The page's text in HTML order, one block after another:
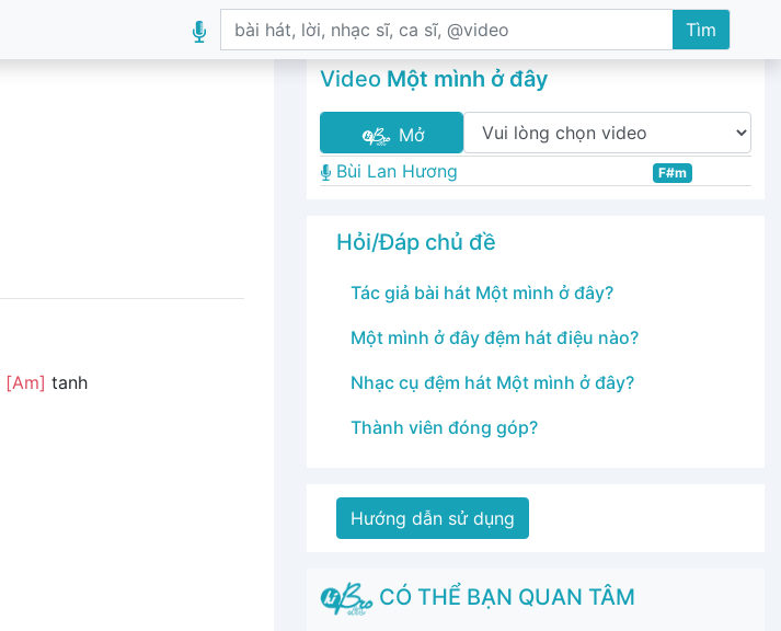
Tìm
[Am] tanh
Video Một mình ở đây
Mở
Bùi Lan Hương
F#m
Hỏi/Đáp chủ đề
Tác giả bài hát Một mình ở đây?
Một mình ở đây đệm hát điệu nào?
Nhạc cụ đệm hát Một mình ở đây?
Thành viên đóng góp?
Hướng dẫn sử dụng
CÓ THỂ BẠN QUAN TÂM